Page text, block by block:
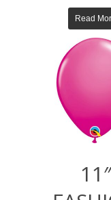
Read
11″